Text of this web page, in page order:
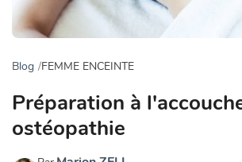
Blog FEMME ENCEINTE
Préparation à
ostéopathie